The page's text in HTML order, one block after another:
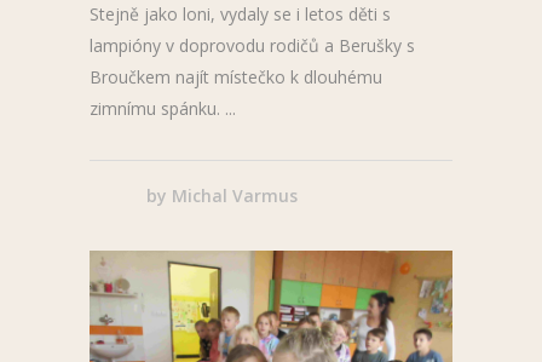
Stejně jako loni, vydaly se i letos děti s
lampióny v doprovodu rodičů a Berušky s
Broučkem najít místečko k dlouhému
zimnímu spánku.
by Michal Varmus